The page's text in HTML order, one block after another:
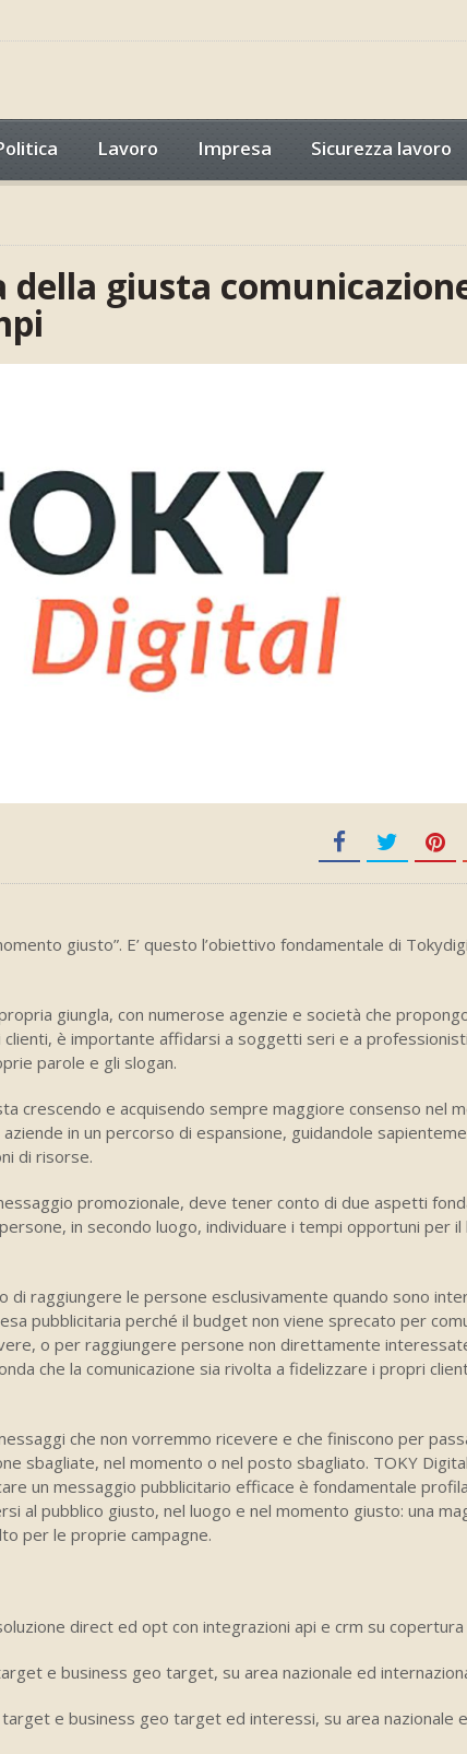
Lavoro Impresa Sicurezza lavoro
giusta
giusto”. E’ questo l’obiettivo fondamentale di
giungla, con numerose agenzie e società che
clienti, è importante affidarsi a soggetti seri e a professionisti
parole e gli slogan.
crescendo e acquisendo sempre maggiore consenso nel
in un percorso di espansione, guidandole
di risorse.
promozionale, deve tener conto di due aspetti
in secondo luogo, individuare i tempi opportuni per il
raggiungere le persone esclusivamente quando sono
pubblicitaria perché il budget non viene sprecato per
o per raggiungere persone non direttamente
che la comunicazione sia rivolta a fidelizzare i propri
che non vorremmo ricevere e che finiscono per
sbagliate, nel momento o nel posto sbagliato. TOKY
un messaggio pubblicitario efficace è fondamentale
al pubblico giusto, nel luogo e nel momento giusto: una
per le proprie campagne.
direct ed opt con integrazioni api e crm su copertura
e business geo target, su area nazionale ed
e business geo target ed interessi, su area nazionale